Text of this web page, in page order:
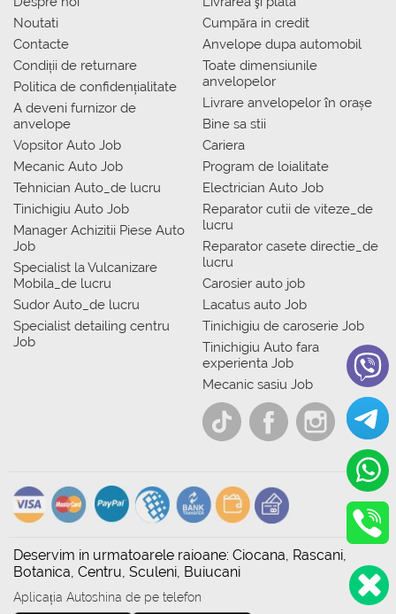
Noutati
Contacte
Condiții de returnare
Politica de confidențialitate
A deveni furnizor de
anvelope
Vopsitor Auto Job
Mecanic Auto Job
Tehnician Auto_de lucru
Tinichigiu Auto Job
Manager Achizitii Piese Auto
Job
Specialist la Vulcanizare
Mobila_de lucru
Sudor Auto_de lucru
Specialist detailing centru
Job
Сumpăra in credit
Anvelope dupa automobil
Toate dimensiunile
anvelopelor
Livrare anvelopelor în orașe
Bine sa stii
Cariera
Program de loialitate
Electrician Auto Job
Reparator cutii de viteze_de
lucru
Reparator casete directie_de
lucru
Carosier auto job
Lacatus auto Job
Tinichigiu de caroserie Job
Tinichigiu Auto fara
experienta Job
Mecanic sasiu Job
Deservim in urmatoarele raioane: Ciocana, Rascani,
Botanica, Centru, Sculeni, Buiucani
Aplicația Autoshina de pe telefon